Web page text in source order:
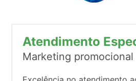
Atendimento
Marketing promocional